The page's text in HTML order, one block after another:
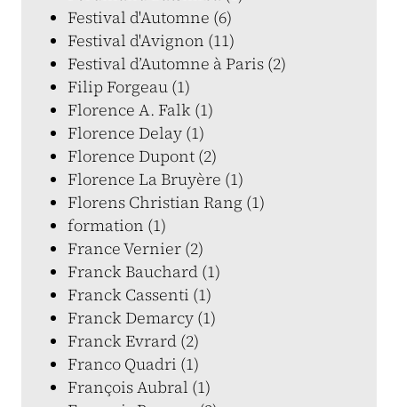
Festival d'Automne (6)
Festival d'Avignon (11)
Festival d’Automne à Paris (2)
Filip Forgeau (1)
Florence A. Falk (1)
Florence Delay (1)
Florence Dupont (2)
Florence La Bruyère (1)
Florens Christian Rang (1)
formation (1)
France Vernier (2)
Franck Bauchard (1)
Franck Cassenti (1)
Franck Demarcy (1)
Franck Evrard (2)
Franco Quadri (1)
François Aubral (1)